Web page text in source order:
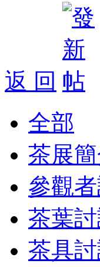
返 回
全部
茶展
參觀
茶葉
茶具